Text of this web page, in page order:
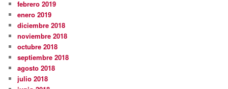
febrero 2019
enero 2019
diciembre 2018
noviembre 2018
octubre 2018
septiembre 2018
agosto 2018
julio 2018